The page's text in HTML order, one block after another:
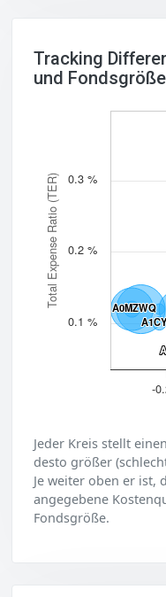
Tracking
und
Total Expense Ratio (TER) A0MZWQ
A0MZWQ
-
0.1 %
0.2 %
0.3 %
Jeder Kreis stellt
desto größer
Je weiter oben er ist,
angegebene
Fondsgröße.